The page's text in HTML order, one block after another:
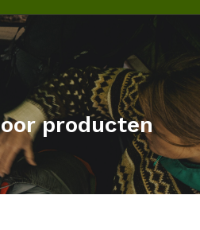
producten